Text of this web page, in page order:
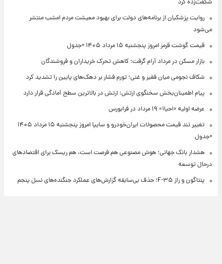
شگفت‌زده کرد
روایت پزشکیان از برنامه‌های دولت برای بهبود معیشت مردم امشب منتشر
می‌شود
قیمت گوشت قرمز امروز پنجشنبه ۱۵ مرداد ۱۴۰۵ +جدول
بازار مسکن در مرداد آرام گرفت؛ کاهش تحرک خریداران و فروشندگان
شکاف نجومی میان فقیر و غنی؛ تورم فشار بر دهک‌های پایین را تشدید کرد
پیام اطمینان‌بخش سخنگوی ارتش: ارتش در بالاترین سطح آمادگی قرار دارد
عرضه اولیه «احیا۱» ۱۹ مرداد در فرابورس
تغییر تند قیمت محصولات ایران‌خودرو و سایپا امروز پنجشنبه ۱۵ مرداد ۱۴۰۵
+جدول
هشدار بانک جهانی؛ هوش مصنوعی هم فرصت است، هم ریسک برای اقتصادهای
درحال توسعه
پنتاگون و راز F-۳۵؛ حذف بی‌سابقه گزارش‌های عملکرد جنگنده‌های نسل پنجم